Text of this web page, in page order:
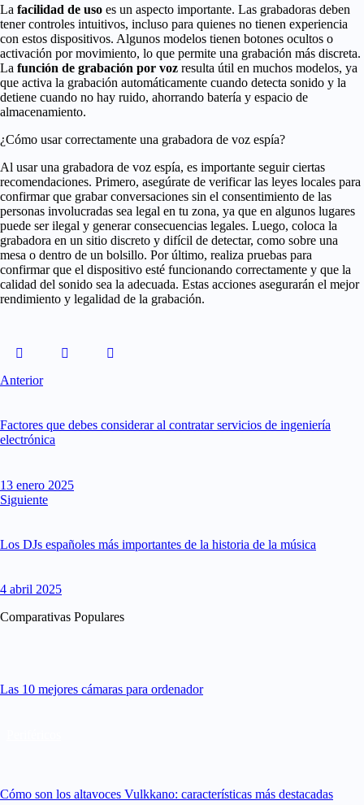
La facilidad de uso es un aspecto importante. Las grabadoras deben
tener controles intuitivos, incluso para quienes no tienen experiencia
con estos dispositivos. Algunos modelos tienen botones ocultos o
activación por movimiento, lo que permite una grabación más discreta.
La función de grabación por voz resulta útil en muchos modelos, ya
que activa la grabación automáticamente cuando detecta sonido y la
detiene cuando no hay ruido, ahorrando batería y espacio de
almacenamiento.
¿Cómo usar correctamente una grabadora de voz espía?
Al usar una grabadora de voz espía, es importante seguir ciertas
recomendaciones. Primero, asegúrate de verificar las leyes locales para
confirmar que grabar conversaciones sin el consentimiento de las
personas involucradas sea legal en tu zona, ya que en algunos lugares
puede ser ilegal y generar consecuencias legales. Luego, coloca la
grabadora en un sitio discreto y difícil de detectar, como sobre una
mesa o dentro de un bolsillo. Por último, realiza pruebas para
confirmar que el dispositivo esté funcionando correctamente y que la
calidad del sonido sea la adecuada. Estas acciones asegurarán el mejor
rendimiento y legalidad de la grabación.
Anterior
Factores que debes considerar al contratar servicios de ingeniería
electrónica
13 enero 2025
Siguiente
Los DJs españoles más importantes de la historia de la música
4 abril 2025
Comparativas Populares
Las 10 mejores cámaras para ordenador
Cómo son los altavoces Vulkkano: características más destacadas